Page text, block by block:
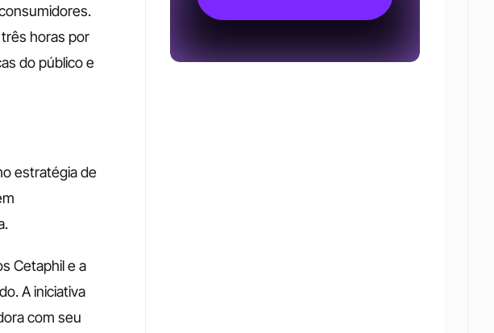
horas por
do público e
estratégia de
Cetaphil e a
A iniciativa
com seu